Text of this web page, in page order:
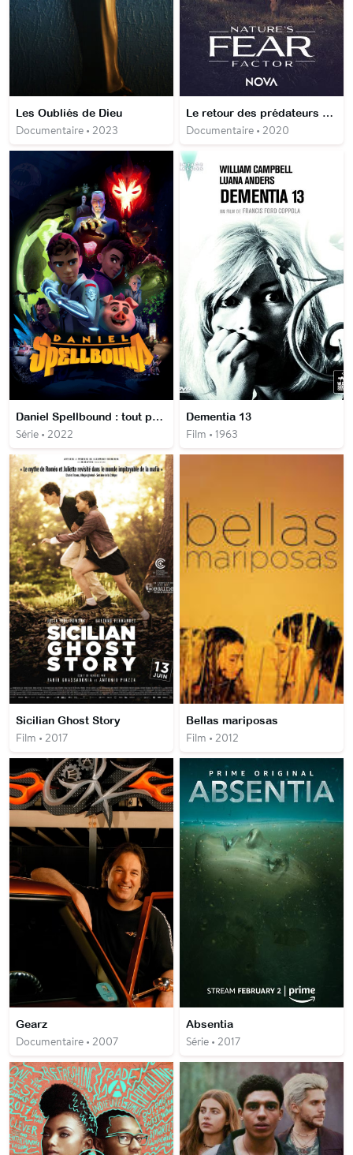
Les Oubliés de Dieu
Documentaire • 2023
Le retour des prédateurs – Mozambique, le parc national de Gorongosa
Documentaire • 2020
Daniel Spellbound : tout pour la magie
Série • 2022
Dementia 13
Film • 1963
Sicilian Ghost Story
Film • 2017
Bellas mariposas
Film • 2012
Gearz
Documentaire • 2007
Absentia
Série • 2017